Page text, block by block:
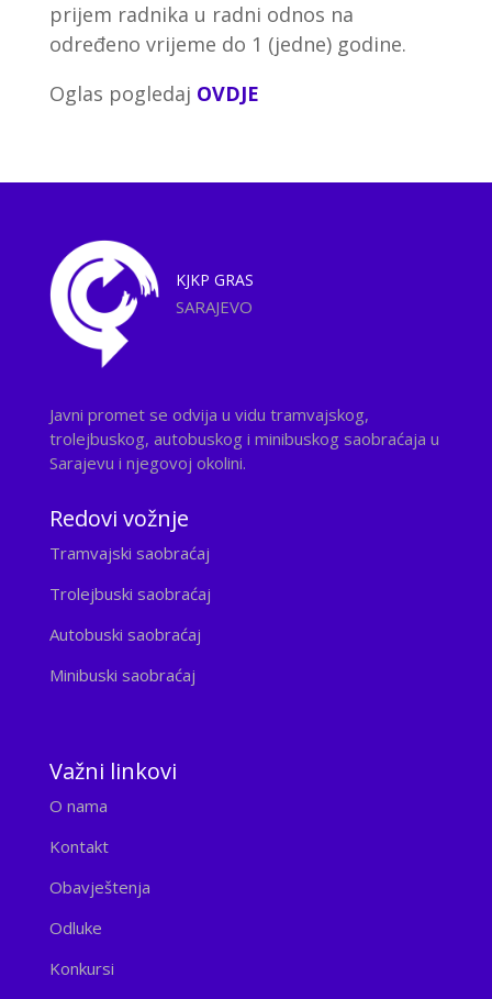
prijem radnika u radni odnos na
određeno vrijeme do 1 (jedne) godine.
Oglas pogledaj OVDJE
KJKP GRAS
SARAJEVO
Javni promet se odvija u vidu tramvajskog,
trolejbuskog, autobuskog i minibuskog saobraćaja u
Sarajevu i njegovoj okolini.
Redovi vožnje
Tramvajski saobraćaj
Trolejbuski saobraćaj
Autobuski saobraćaj
Minibuski saobraćaj
Važni linkovi
O nama
Kontakt
Obavještenja
Odluke
Konkursi